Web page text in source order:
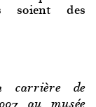
soient des
carrière de